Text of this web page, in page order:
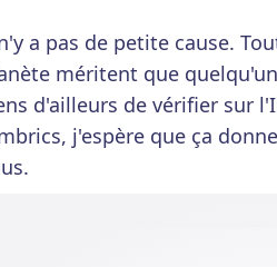
a pas de petite cause.
méritent que
d'ailleurs de vérifier sur
j'espère que ça